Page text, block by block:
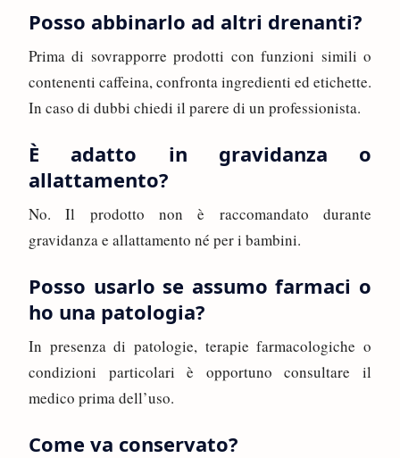
Posso abbinarlo ad altri drenanti?
Prima di sovrapporre prodotti con funzioni simili o
contenenti caffeina, confronta ingredienti ed etichette.
In caso di dubbi chiedi il parere di un professionista.
È adatto in gravidanza o
allattamento?
No. Il prodotto non è raccomandato durante
gravidanza e allattamento né per i bambini.
Posso usarlo se assumo farmaci o
ho una patologia?
In presenza di patologie, terapie farmacologiche o
condizioni particolari è opportuno consultare il
medico prima dell’uso.
Come va conservato?